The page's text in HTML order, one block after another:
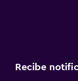
Recibe